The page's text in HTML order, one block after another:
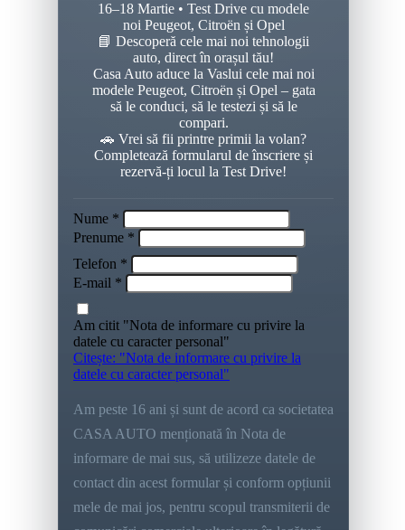
16–18 Martie • Test Drive cu modele
noi Peugeot, Citroën și Opel
📘 Descoperă cele mai noi tehnologii
auto, direct în orașul tău!
Casa Auto aduce la Vaslui cele mai noi
modele Peugeot, Citroën și Opel – gata
să le conduci, să le testezi și să le
compari.
🚗 Vrei să fii printre primii la volan?
Completează formularul de înscriere și
rezervă-ți locul la Test Drive!
Nume *
Prenume *
Telefon *
E-mail *
Am citit "Nota de informare cu privire la
datele cu caracter personal"
Citește: "Nota de informare cu privire la
datele cu caracter personal"
Am peste 16 ani și sunt de acord ca societatea
CASA AUTO menționată în Nota de
informare de mai sus, să utilizeze datele de
contact din acest formular și conform opțiunii
mele de mai jos, pentru scopul transmiterii de